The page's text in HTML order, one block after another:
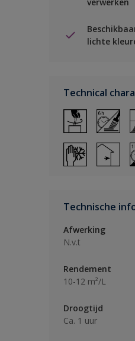
lichte
Technical
Technische
Afwerking
N.v.t
Rendement
10-12 m²/L
Droogtijd
Ca. 1 uur